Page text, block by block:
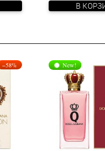
В
−58% New!